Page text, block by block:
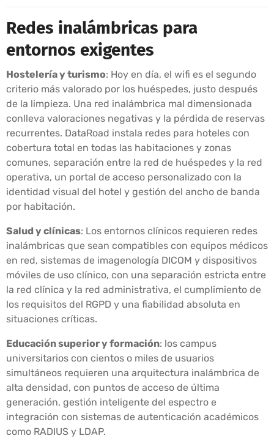
Redes inalámbricas para
entornos exigentes
Hostelería y turismo: Hoy en día, el wifi es el segundo
criterio más valorado por los huéspedes, justo después
de la limpieza. Una red inalámbrica mal dimensionada
conlleva valoraciones negativas y la pérdida de reservas
recurrentes. DataRoad instala redes para hoteles con
cobertura total en todas las habitaciones y zonas
comunes, separación entre la red de huéspedes y la red
operativa, un portal de acceso personalizado con la
identidad visual del hotel y gestión del ancho de banda
por habitación.
Salud y clínicas: Los entornos clínicos requieren redes
inalámbricas que sean compatibles con equipos médicos
en red, sistemas de imagenología DICOM y dispositivos
móviles de uso clínico, con una separación estricta entre
la red clínica y la red administrativa, el cumplimiento de
los requisitos del RGPD y una fiabilidad absoluta en
situaciones críticas.
Educación superior y formación: los campus
universitarios con cientos o miles de usuarios
simultáneos requieren una arquitectura inalámbrica de
alta densidad, con puntos de acceso de última
generación, gestión inteligente del espectro e
integración con sistemas de autenticación académicos
como RADIUS y LDAP.